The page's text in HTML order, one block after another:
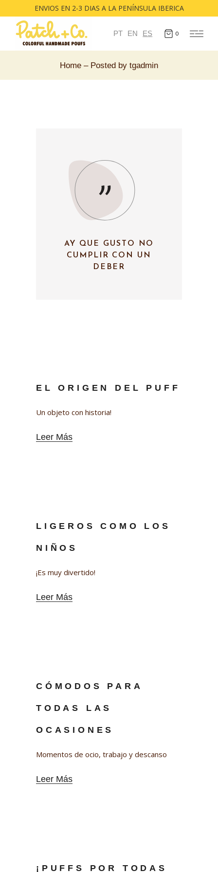
ENVIOS EN 2-3 DIAS A LA PENÍNSULA IBERICA
PT EN ES 0
Home Posted by tgadmin
AY QUE GUSTO NO
CUMPLIR CON UN
DEBER
EL ORIGEN DEL PUFF
Un objeto con historia!
Leer Más
LIGEROS COMO LOS
NIÑOS
¡Es muy divertido!
Leer Más
CÓMODOS PARA
TODAS LAS
OCASIONES
Momentos de ocio, trabajo y descanso
Leer Más
¡PUFFS POR TODAS